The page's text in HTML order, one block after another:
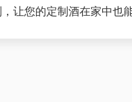
让您的定制酒在家中也